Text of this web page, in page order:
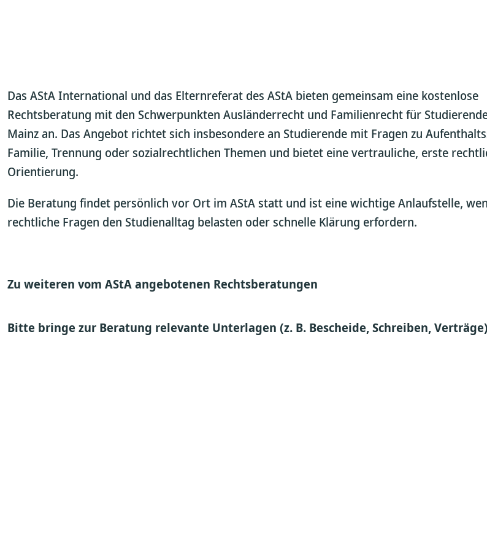
Das AStA International und das Elternreferat des AStA bieten gemeinsam eine kostenlose
Rechtsberatung mit den Schwerpunkten Ausländerrecht und Familienrecht für
Mainz an. Das Angebot richtet sich insbesondere an Studierende mit Fragen zu
Familie, Trennung oder sozialrechtlichen Themen und bietet eine vertrauliche, erste
Orientierung.
Die Beratung findet persönlich vor Ort im AStA statt und ist eine wichtige Anlaufstelle,
rechtliche Fragen den Studienalltag belasten oder schnelle Klärung erfordern.
Zu weiteren vom AStA angebotenen Rechtsberatungen
Bitte bringe zur Beratung relevante Unterlagen (z. B. Bescheide, Schreiben,